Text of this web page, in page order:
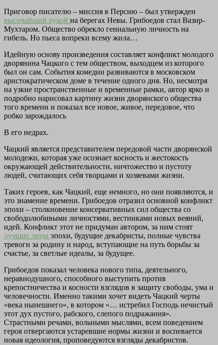
Приговор писателю – миссия в Персию – был утвержден
высочайший рукой на берегах Невы. Грибоедов стал Вазир-
Мухтаром. Общество обрекло гениальную личность на
гибель. Но пьеса вопреки всему жила…
Идейную основу произведения составляет конфликт молодого
дворянина Чацкого с тем обществом, выходцем из которого
был он сам. События комедии развиваются в московском
аристократическом доме в течение одного дня. Но, несмотря
на узкие пространственные и временные рамки, автор ярко и
подробно нарисовал картину жизни дворянского общества
того времени и показал все новое, живое, передовое, что
робко зарождалось
В его недрах.
Чацкий является представителем передовой части дворянской
молодежи, которая уже осознает косность и жестокость
окружающей действительности, ничтожество и пустоту
людей, считающих себя творцами и хозяевами жизни.
Таких героев, как Чацкий, еще немного, но они появляются, и
это знамение времени. Грибоедов отразил основной конфликт
эпохи – столкновение консервативных сил общества со
свободолюбивыми личностями, вестниками новых веяний,
идей. Конфликт этот не придуман автором, за ним стоят
лучшие люди эпохи, будущие декабристы, полные чувства
тревоги за родину и народ, вступающие на путь борьбы за
счастье, за светлые идеалы, за будущее.
Грибоедов показал человека нового типа, деятельного,
неравнодушного, способного выступить против
крепостничества и косности взглядов в защиту свободы, ума и
человечности. Именно такими хочет видеть Чацкий черты
«века нынешнего», в котором «… истребил Господь нечистый
этот дух пустого, рабского, слепого подражания».
Страстными речами, вольными мыслями, всем поведением
героя отвергаются устаревшие нормы жизни и воспевается
новая идеология, проповедуются взгляды декабристов.